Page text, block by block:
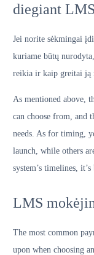
diegiant LMS
Jei norite sėkmingai
kuriame būtų
reikia ir kaip greitai ją
As mentioned above,
can choose from, and
needs. As for timing,
launch, while others
system’s timelines,
LMS
The most common
upon when choosing